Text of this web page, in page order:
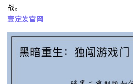
战。
壹定发官网